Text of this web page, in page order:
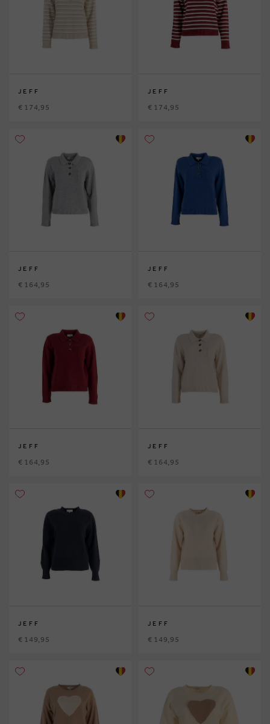
JEFF
€ 174,95
JEFF
€ 174,95
JEFF
€ 164,95
JEFF
€ 164,95
JEFF
€ 164,95
JEFF
€ 164,95
JEFF
€ 149,95
JEFF
€ 149,95